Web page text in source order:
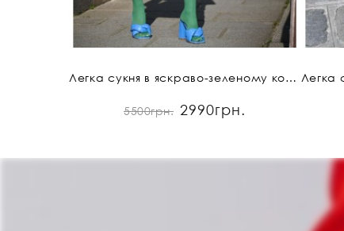
Легка сукня в яскраво-зеленому кольорі
5500грн. 2990грн.